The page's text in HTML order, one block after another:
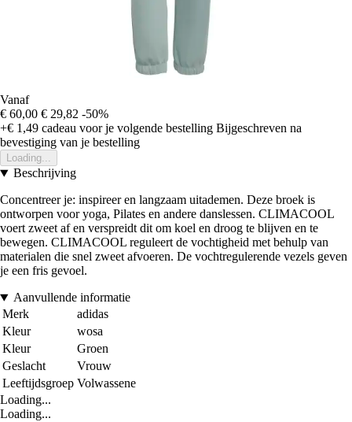
Vanaf
€ 60,00 € 29,82 -50%
+€ 1,49 cadeau voor je volgende bestelling Bijgeschreven na
bevestiging van je bestelling
Loading...
Beschrijving
Concentreer je: inspireer en langzaam uitademen. Deze broek is
ontworpen voor yoga, Pilates en andere danslessen. CLIMACOOL
voert zweet af en verspreidt dit om koel en droog te blijven en te
bewegen. CLIMACOOL reguleert de vochtigheid met behulp van
materialen die snel zweet afvoeren. De vochtregulerende vezels geven
je een fris gevoel.
Aanvullende informatie
Merk
adidas
Kleur
wosa
Kleur
Groen
Geslacht
Vrouw
Leeftijdsgroep Volwassene
Loading...
Loading...